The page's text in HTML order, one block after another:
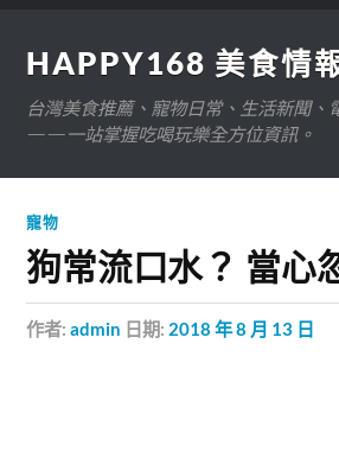
HAPPY168 美食情
台灣美食推薦、寵物日常、生活新聞、
——一站掌握吃喝玩樂全方位資訊。
寵物
狗常流口水？ 當心
作者:admin 日期: 2018 年 8 月 13 日